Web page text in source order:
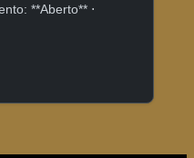
**Aberto** ⋅